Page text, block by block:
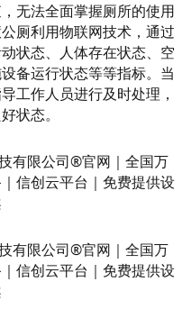
无法全面掌握厕所的使用
厕利用物联网技术，通过
状态、人体存在状态、空
备运行状态等等指标。当
工作人员进行及时处理，
状态。